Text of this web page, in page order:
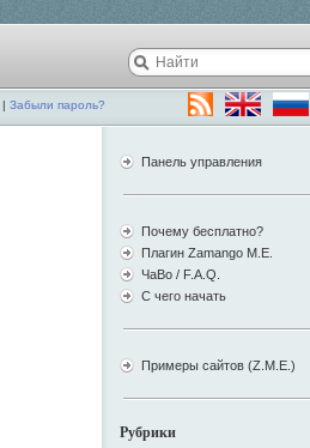
|Забыли пароль?
Панель управления
Почему бесплатно?
Плагин Zamango M.E.
ЧаВо / F.A.Q.
С чего начать
Примеры сайтов (Z.M.E.)
Рубрики